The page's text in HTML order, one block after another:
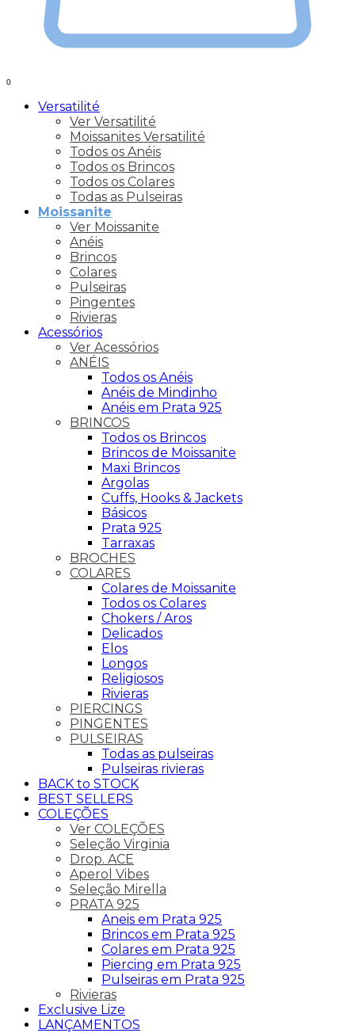
0
Versatilité
Ver Versatilité
Moissanites Versatilité
Todos os Anéis
Todos os Brincos
Todos os Colares
Todas as Pulseiras
Moissanite
Ver Moissanite
Anéis
Brincos
Colares
Pulseiras
Pingentes
Rivieras
Acessórios
Ver Acessórios
ANÉIS
Todos os Anéis
Anéis de Mindinho
Anéis em Prata 925
BRINCOS
Todos os Brincos
Brincos de Moissanite
Maxi Brincos
Argolas
Cuffs, Hooks & Jackets
Básicos
Prata 925
Tarraxas
BROCHES
COLARES
Colares de Moissanite
Todos os Colares
Chokers / Aros
Delicados
Elos
Longos
Religiosos
Rivieras
PIERCINGS
PINGENTES
PULSEIRAS
Todas as pulseiras
Pulseiras rivieras
BACK to STOCK
BEST SELLERS
COLEÇÕES
Ver COLEÇÕES
Seleção Virginia
Drop. ACE
Aperol Vibes
Seleção Mirella
PRATA 925
Aneis em Prata 925
Brincos em Prata 925
Colares em Prata 925
Piercing em Prata 925
Pulseiras em Prata 925
Rivieras
Exclusive Lize
LANÇAMENTOS